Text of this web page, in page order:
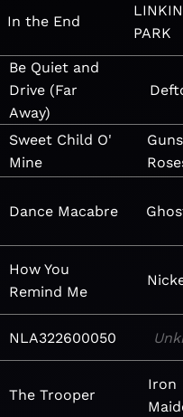
In the End
LINKIN
PARK
Be Quiet and
Drive (Far
Away)
Sweet Child O'
Mine
Dance Macabre
How You
Remind Me
NLA322600050
The Trooper
Iron